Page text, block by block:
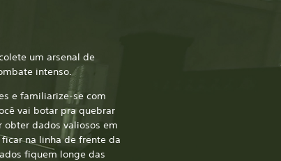
um arsenal de
intenso.
e familiarize-se com
vai botar pra quebrar
obter dados valiosos em
na linha de frente da
fiquem longe das